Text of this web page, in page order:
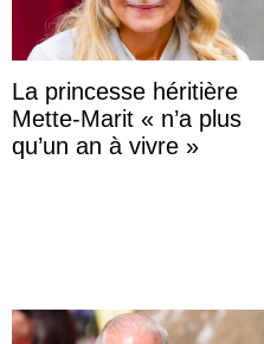
La princesse héritière
Mette-Marit « n’a plus
qu’un an à vivre »